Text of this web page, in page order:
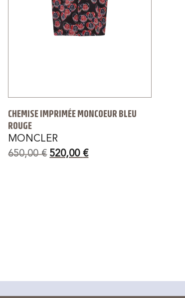
CHEMISE IMPRIMÉE MONCOEUR BLEU
ROUGE
MONCLER
650,00€ 520,00€